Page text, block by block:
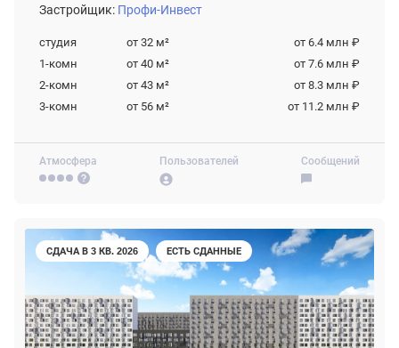
Атмосфера Пользователей Сообщений
Застройщик: Профи-Инвест
студия от 32 м²
от 6.4 млн ₽
1-комн
от 40 м²
от 7.6 млн ₽
2-комн
от 43 м²
от 8.3 млн ₽
3-комн
от 56 м² от 11.2 млн ₽
СДАЧА В 3 КВ. 2026 ЕСТЬ СДАННЫЕ